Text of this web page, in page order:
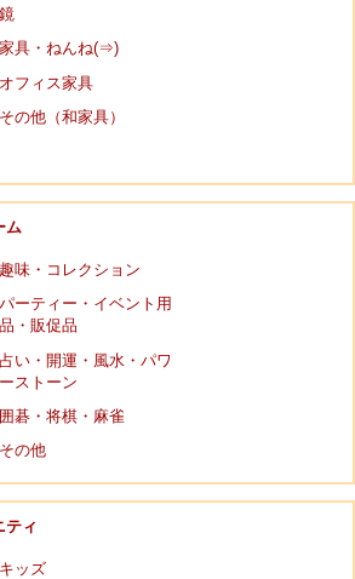
鏡
家具・ねんね(⇒)
オフィス家具
その他（和家具）
ム
趣味・コレクション
パーティー・イベント用
品・販促品
占い・開運・風水・パワ
ーストーン
囲碁・将棋・麻雀
その他
ティ
キッズ